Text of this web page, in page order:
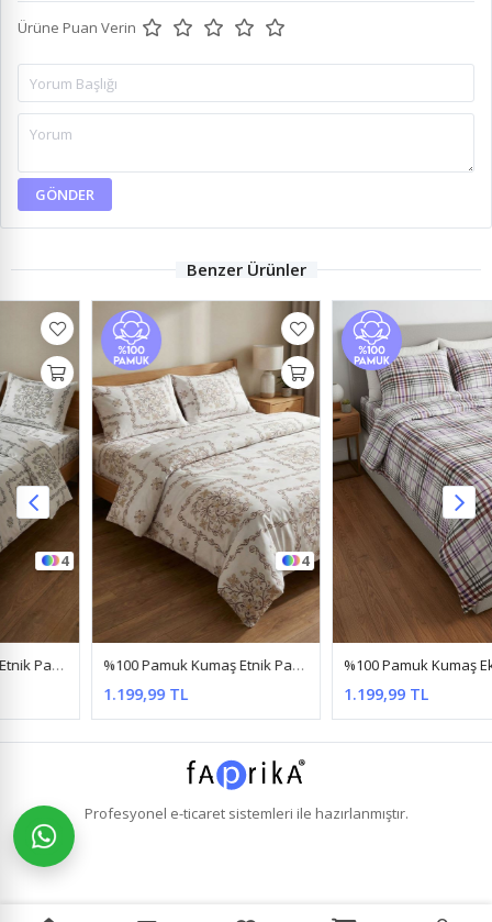
Ürüne Puan Verin
GÖNDER
Benzer Ürünler
4
%100 Pamuk Kumaş Etnik Papatya Desen Çift Kişilik Nevresim Takımı Kahve
1.199,99 TL
5
%100 Pamuk Kumaş Ekose Çizgili Desen Çift Kişilik Nevresim Takımı Lila
1.199,99 TL
Profesyonel e-ticaretsistemleri ile hazırlanmıştır.